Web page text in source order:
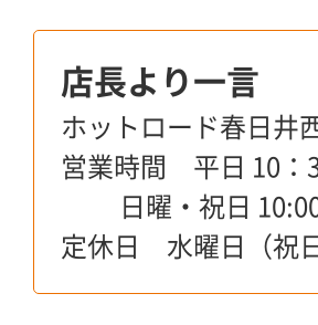
店長より一言
ホットロード春日井
営業時間 平日 10：
日曜・祝日 10:00
定休日 水曜日（祝